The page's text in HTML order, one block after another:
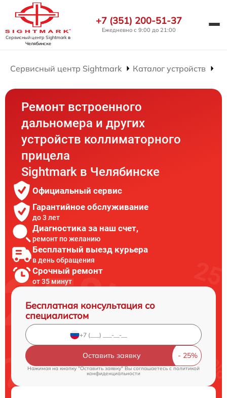
Сервисный центр Sightmarkв
Челябинске
+7 (351) 200-51-37
Ежедневно с 9:00 до 21:00
Сервисный центр Sightmark Каталог устройств
Ремонт встроенного
дальномера и других
устройств коллиматорного
прицела
Sightmark в Челябинске
Официальный сервис
Гарантийное обслуживание
до 3 лет
Диагностика за наш счет,
ремонт по желанию
Бесплатный выезд курьера
в день обращения
Срочный ремонт
от 35 минут
Бесплатная консультация со
специалистом
Оставить заявку
Нажимая на кнопку "Оставить заявку" Вы соглашаетесь cполитикой
конфиденциальности